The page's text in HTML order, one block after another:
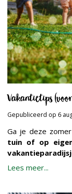
Vakantietips
Gepubliceerd op 6
Ga je deze
tuin of op
Lees meer...